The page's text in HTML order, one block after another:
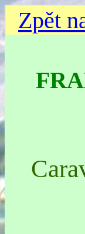
Zpět